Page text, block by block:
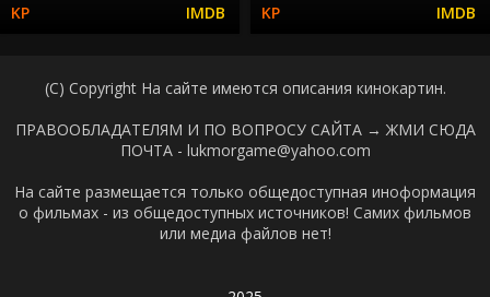
(C) Copyright На сайте имеются описания кинокартин.
ПРАВООБЛАДАТЕЛЯМ И ПО ВОПРОСУ САЙТА → ЖМИ СЮДА
ПОЧТА - lukmorgame@yahoo.com
На сайте размещается только общедоступная иноформация
о фильмах - из общедоступных источников! Самих фильмов
или медиа файлов нет!